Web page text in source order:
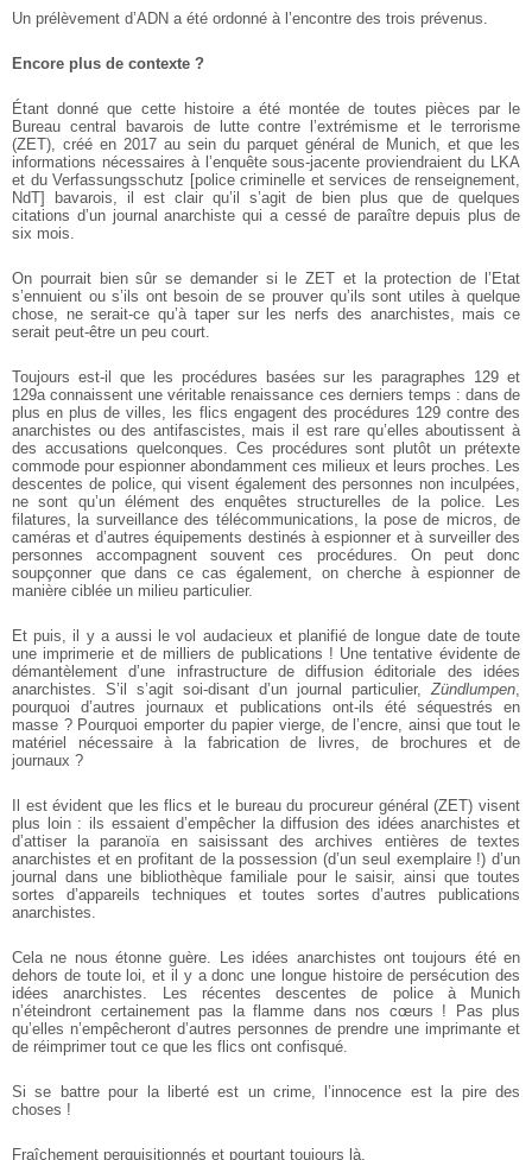
Un prélèvement d’ADN a été ordonné à l’encontre des trois prévenus.
Encore plus de contexte ?
Étant donné que cette histoire a été montée de toutes pièces par le
Bureau central bavarois de lutte contre l’extrémisme et le terrorisme
(ZET), créé en 2017 au sein du parquet général de Munich, et que les
informations nécessaires à l’enquête sous-jacente proviendraient du LKA
et du Verfassungsschutz [police criminelle et services de renseignement,
NdT] bavarois, il est clair qu’il s’agit de bien plus que de quelques
citations d’un journal anarchiste qui a cessé de paraître depuis plus de
six mois.
On pourrait bien sûr se demander si le ZET et la protection de l’Etat
s’ennuient ou s’ils ont besoin de se prouver qu’ils sont utiles à quelque
chose, ne serait-ce qu’à taper sur les nerfs des anarchistes, mais ce
serait peut-être un peu court.
Toujours est-il que les procédures basées sur les paragraphes 129 et
129a connaissent une véritable renaissance ces derniers temps : dans de
plus en plus de villes, les flics engagent des procédures 129 contre des
anarchistes ou des antifascistes, mais il est rare qu’elles aboutissent à
des accusations quelconques. Ces procédures sont plutôt un prétexte
commode pour espionner abondamment ces milieux et leurs proches. Les
descentes de police, qui visent également des personnes non inculpées,
ne sont qu’un élément des enquêtes structurelles de la police. Les
filatures, la surveillance des télécommunications, la pose de micros, de
caméras et d’autres équipements destinés à espionner et à surveiller des
personnes accompagnent souvent ces procédures. On peut donc
soupçonner que dans ce cas également, on cherche à espionner de
manière ciblée un milieu particulier.
Et puis, il y a aussi le vol audacieux et planifié de longue date de toute
une imprimerie et de milliers de publications ! Une tentative évidente de
démantèlement d’une infrastructure de diffusion éditoriale des idées
anarchistes. S’il s’agit soi-disant d’un journal particulier,Zündlumpen,
pourquoi d’autres journaux et publications ont-ils été séquestrés en
masse ? Pourquoi emporter du papier vierge, de l’encre, ainsi que tout le
matériel nécessaire à la fabrication de livres, de brochures et de
journaux ?
Il est évident que les flics et le bureau du procureur général (ZET) visent
plus loin : ils essaient d’empêcher la diffusion des idées anarchistes et
d’attiser la paranoïa en saisissant des archives entières de textes
anarchistes et en profitant de la possession (d’un seul exemplaire !) d’un
journal dans une bibliothèque familiale pour le saisir, ainsi que toutes
sortes d’appareils techniques et toutes sortes d’autres publications
anarchistes.
Cela ne nous étonne guère. Les idées anarchistes ont toujours été en
dehors de toute loi, et il y a donc une longue histoire de persécution des
idées anarchistes. Les récentes descentes de police à Munich
n’éteindront certainement pas la flamme dans nos cœurs ! Pas plus
qu’elles n’empêcheront d’autres personnes de prendre une imprimante et
de réimprimer tout ce que les flics ont confisqué.
Si se battre pour la liberté est un crime, l’innocence est la pire des
choses !
Fraîchement perquisitionnés et pourtant toujours là,